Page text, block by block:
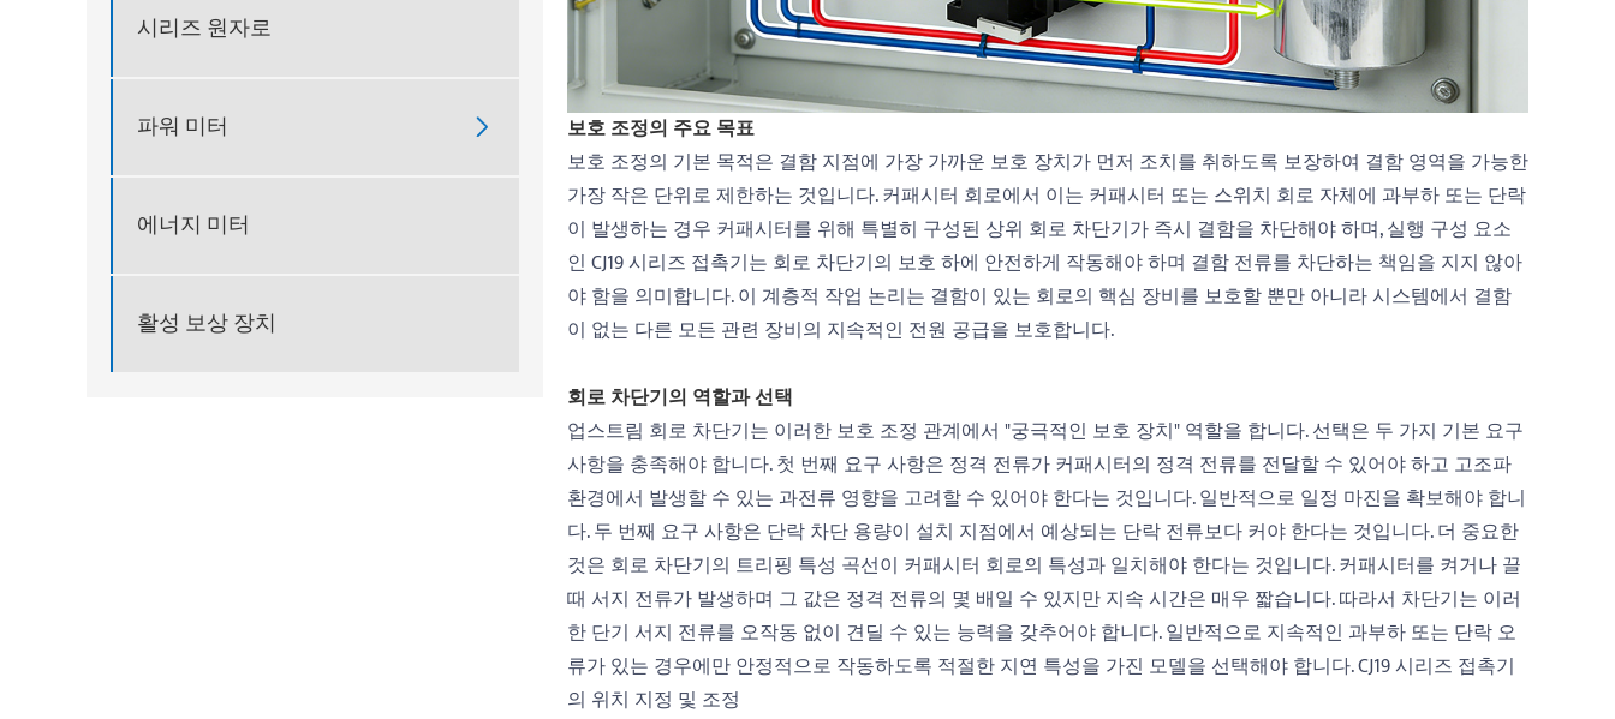
시리즈 원자로
파워 미터 
에너지 미터
활성 보상 장치
보호 조정의 주요 목표
보호 조정의 기본 목적은 결함 지점에 가장 가까운 보호 장치가 먼저 조치를 취하도록 보장하여 결함 영역을 가능한
가장 작은 단위로 제한하는 것입니다. 커패시터 회로에서 이는 커패시터 또는 스위치 회로 자체에 과부하 또는 단락
이 발생하는 경우 커패시터를 위해 특별히 구성된 상위 회로 차단기가 즉시 결함을 차단해야 하며, 실행 구성 요소
인 CJ19 시리즈 접촉기는 회로 차단기의 보호 하에 안전하게 작동해야 하며 결함 전류를 차단하는 책임을 지지 않아
야 함을 의미합니다. 이 계층적 작업 논리는 결함이 있는 회로의 핵심 장비를 보호할 뿐만 아니라 시스템에서 결함
이 없는 다른 모든 관련 장비의 지속적인 전원 공급을 보호합니다.
회로 차단기의 역할과 선택
업스트림 회로 차단기는 이러한 보호 조정 관계에서 "궁극적인 보호 장치" 역할을 합니다. 선택은 두 가지 기본 요구
사항을 충족해야 합니다. 첫 번째 요구 사항은 정격 전류가 커패시터의 정격 전류를 전달할 수 있어야 하고 고조파
환경에서 발생할 수 있는 과전류 영향을 고려할 수 있어야 한다는 것입니다. 일반적으로 일정 마진을 확보해야 합니
다. 두 번째 요구 사항은 단락 차단 용량이 설치 지점에서 예상되는 단락 전류보다 커야 한다는 것입니다. 더 중요한
것은 회로 차단기의 트리핑 특성 곡선이 커패시터 회로의 특성과 일치해야 한다는 것입니다. 커패시터를 켜거나 끌
때 서지 전류가 발생하며 그 값은 정격 전류의 몇 배일 수 있지만 지속 시간은 매우 짧습니다. 따라서 차단기는 이러
한 단기 서지 전류를 오작동 없이 견딜 수 있는 능력을 갖추어야 합니다. 일반적으로 지속적인 과부하 또는 단락 오
류가 있는 경우에만 안정적으로 작동하도록 적절한 지연 특성을 가진 모델을 선택해야 합니다. CJ19 시리즈 접촉기
의 위치 지정 및 조정